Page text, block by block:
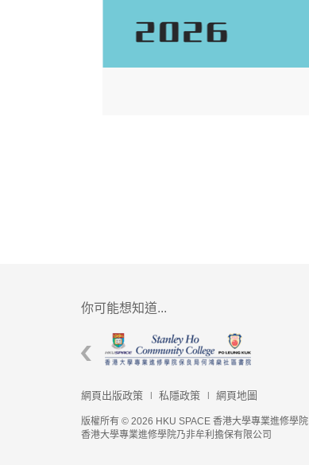
你可能想知道...
網頁出版政策 私隱政策 網頁地圖
版權所有 © 2026 HKU SPACE 香港大學專業進修學院
香港大學專業進修學院乃非牟利擔保有限公司